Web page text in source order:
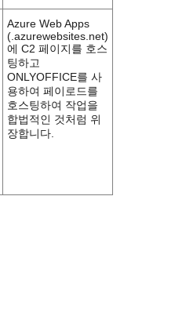
Azure Web Apps
(.azurewebsites.net)
에 C2 페이지를 호스
팅하고
ONLYOFFICE를 사
용하여 페이로드를
호스팅하여 작업을
합법적인 것처럼 위
장합니다.